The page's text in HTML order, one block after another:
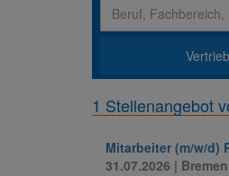
1 Stellenangebot
Mitarbeiter (m/w/d)
31.07.2026 | Bremen